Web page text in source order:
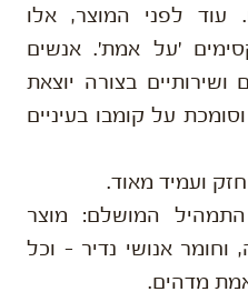
עוד לפני המוצר, אלו
'על אמת'. אנשים
ושירותיים בצורה יוצאת
על קומבו בעיניים
ועמיד מאוד.
המושלם: מוצר
וחומר אנושי נדיר – וכל
מדהים.